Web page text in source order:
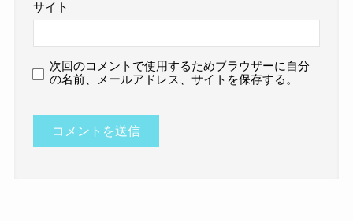
サイト
次回のコメントで使用するためブラウザーに自分
の名前、メールアドレス、サイトを保存する。